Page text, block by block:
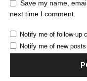
Save my name,
next time I comment.
Notify me of follow-up
Notify me of new posts